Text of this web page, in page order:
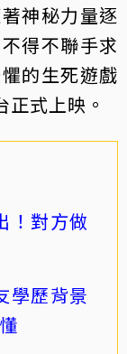
神秘力量逐
得不聯手求
的生死遊戲
式上映。
！對方做
學歷背景